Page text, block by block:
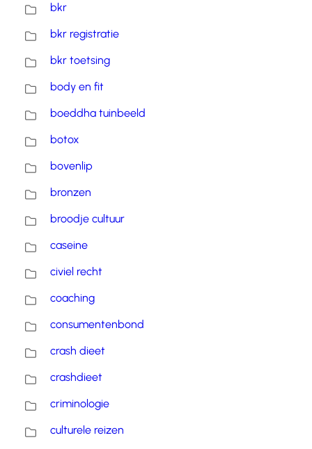
bkr
bkr registratie
bkr toetsing
body en fit
boeddha tuinbeeld
botox
bovenlip
bronzen
broodje cultuur
caseine
civiel recht
coaching
consumentenbond
crash dieet
crashdieet
criminologie
culturele reizen